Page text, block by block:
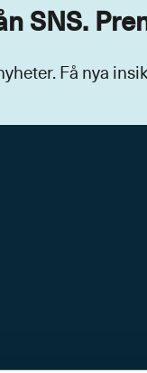
SNS.
Få nya